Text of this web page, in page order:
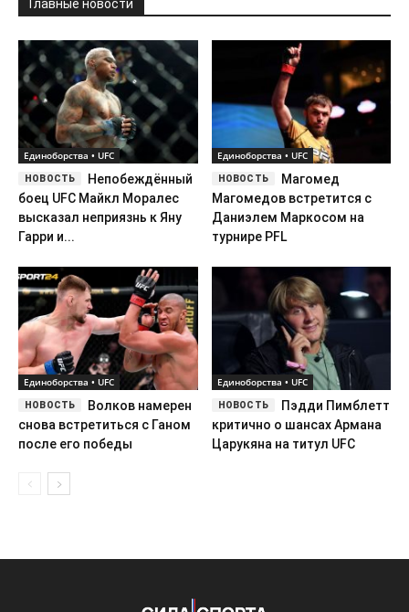
Главные новости
Единоборства • UFC
Непобеждённый
боец UFC Майкл Моралес
высказал неприязнь к Яну
Гарри и...
Единоборства • UFC
Магомед
Магомедов встретится с
Даниэлем Маркосом на
турнире PFL
Единоборства • UFC
Волков намерен
снова встретиться с Ганом
после его победы
Единоборства • UFC
Пэдди Пимблетт
критично о шансах Армана
Царукяна на титул UFC